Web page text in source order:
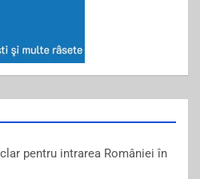
pentru intrarea României în